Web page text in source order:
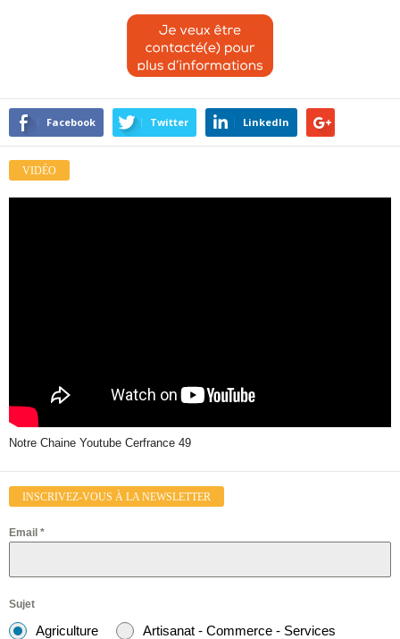
Facebook Twitter LinkedIn
VIDÉO
Notre Chaine Youtube Cerfrance 49
INSCRIVEZ-VOUS À LA NEWSLETTER
Email *
Sujet
Agriculture Artisanat - Commerce - Services